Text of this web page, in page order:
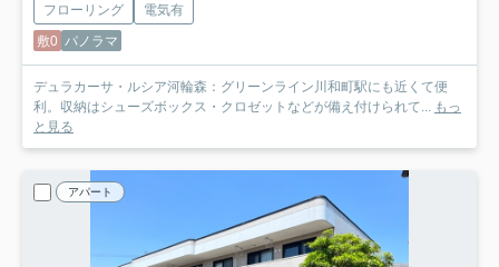
フローリング
電気有
敷0 パノラマ
デュラカーサ・ルシア河輪森：グリーンライン川和町駅にも近くて便
利。収納はシューズボックス・クロゼットなどが備え付けられて...
もっ
と見る
アパート